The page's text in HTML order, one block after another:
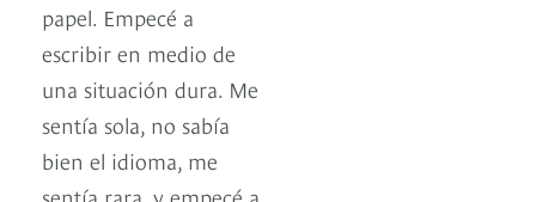
papel. Empecé a
escribir en medio de
una situación dura. Me
sentía sola, no sabía
bien el idioma, me
sentía rara, y empecé a